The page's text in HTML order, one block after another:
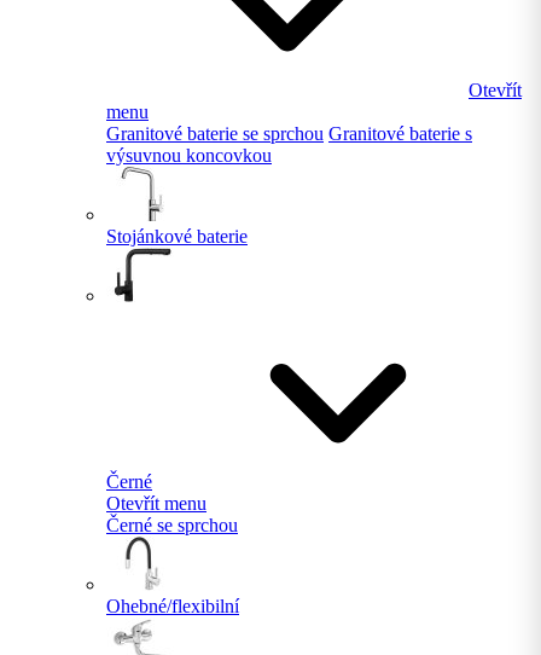
Otevřít
menu
Granitové baterie se sprchou Granitové baterie s
výsuvnou koncovkou
Stojánkové baterie
Černé
Otevřít menu
Černé se sprchou
Ohebné/flexibilní